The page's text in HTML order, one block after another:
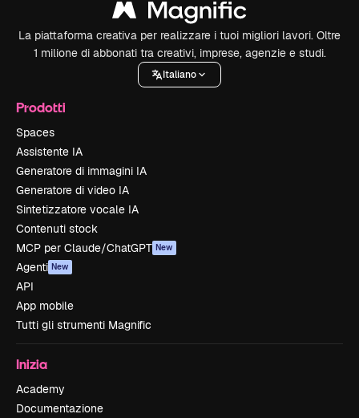
La piattaforma creativa per realizzare i tuoi migliori lavori. Oltre
1 milione di abbonati tra creativi, imprese, agenzie e studi.
Italiano
Prodotti
Spaces
Assistente IA
Generatore di immagini IA
Generatore di video IA
Sintetizzatore vocale IA
Contenuti stock
MCP per Claude/ChatGPT New
Agenti New
API
App mobile
Tutti gli strumenti Magnific
Inizia
Academy
Documentazione